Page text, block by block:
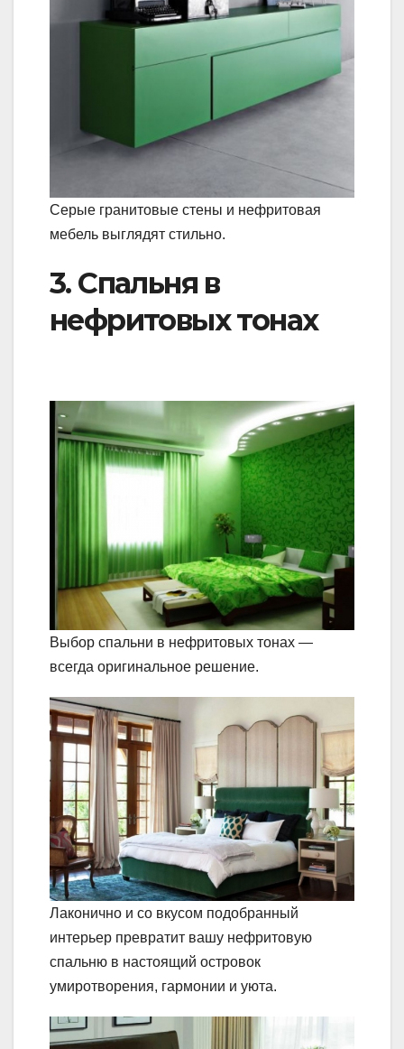
Серые гранитовые стены и нефритовая
мебель выглядят стильно.
3. Спальня в
нефритовых тонах
Выбор спальни в нефритовых тонах —
всегда оригинальное решение.
Лаконично и со вкусом подобранный
интерьер превратит вашу нефритовую
спальню в настоящий островок
умиротворения, гармонии и уюта.